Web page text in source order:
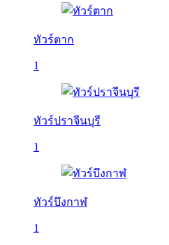
ทัวร์ตาก
1
ทัวร์ปราจีนบุรี
1
ทัวร์บึงกาฬ
1